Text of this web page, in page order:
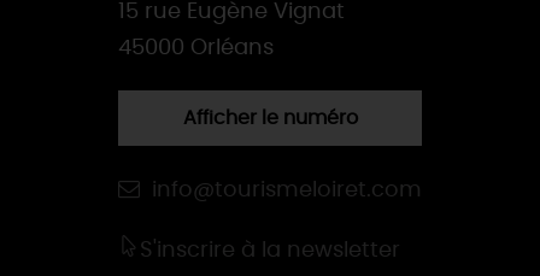
15 rue Eugène Vignat
45000 Orléans
Afficher le numéro
info@tourismeloiret.com
S'inscrire à la newsletter